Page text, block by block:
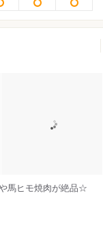
馬ヒモ焼肉が絶品☆